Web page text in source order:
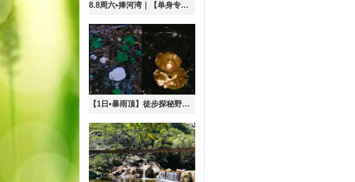
8.8周六•捧河湾｜【单身专线】白河大峡谷核心の休闲戏水-摸鱼捉虾-千尺瀑布-天空之境-拍照打卡-清凉密云行
【1日•暴雨顶】徒步探秘野生菌的奇妙世界の12公里徒步穿越<初级>